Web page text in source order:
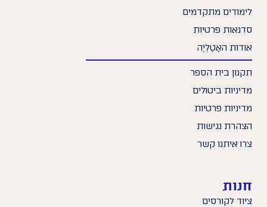
לימודים מתקדמים
סדנאות פרטיות
אודות האָטֶלְיֶה
תקנון בית הספר
מדיניות ביטולים
מדיניות פרטיות
הצהרת נגישות
צרו איתנו קשר
חנות
ציוד לקורסים